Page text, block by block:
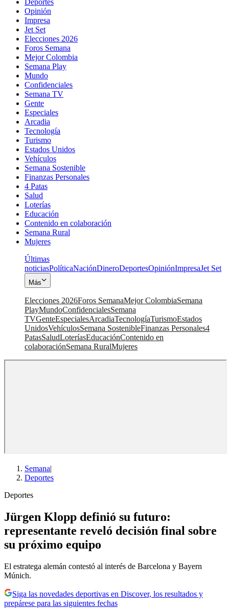
Opinión
Impresa
Jet Set
Elecciones 2026
Foros Semana
Mejor Colombia
Semana Play
Mundo
Confidenciales
Semana TV
Gente
Especiales
Arcadia
Tecnología
Turismo
Estados Unidos
Vehículos
Semana Sostenible
Finanzas Personales
4 Patas
Salud
Loterías
Educación
Contenido en colaboración
Semana Rural
Mujeres
Últimas
noticiasPolíticaNaciónDineroDeportesOpiniónImpresaJet Set
Más
Elecciones 2026Foros SemanaMejor ColombiaSemana
PlayMundoConfidencialesSemana
TVGenteEspecialesArcadiaTecnologíaTurismoEstados
UnidosVehículosSemana SostenibleFinanzas Personales4
PatasSaludLoteríasEducaciónContenido en
colaboraciónSemana RuralMujeres
Semana|
Deportes
Deportes
Jürgen Klopp definió su futuro:
representante reveló decisión final sobre
su próximo equipo
El estratega alemán contestó al interés de Barcelona y Bayern
Múnich.
Siga las novedades deportivas en Discover, los resultados y
prepárese para las siguientes fechas